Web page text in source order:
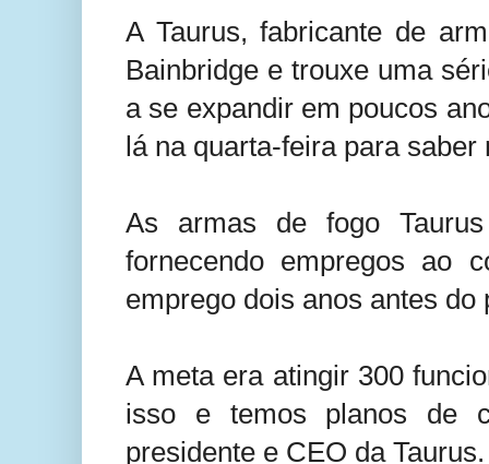
A Taurus, fabricante de
Bainbridge e trouxe uma
a se expandir em poucos
lá na quarta-feira para saber
As armas de fogo
fornecendo empregos ao
emprego dois anos antes do
A meta era atingir 300
isso e temos planos de
presidente e CEO da Taurus.